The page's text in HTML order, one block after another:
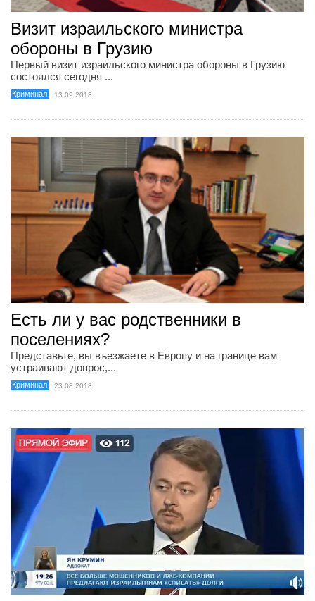
Визит израильского министра
обороны в Грузию
Первый визит израильского министра обороны в Грузию
состоялся сегодня ...
Криминал 13.09.2018
Есть ли у вас родственники в
поселениях?
Представьте, вы въезжаете в Европу и на границе вам
устраивают допрос,...
Криминал 23.08.2018